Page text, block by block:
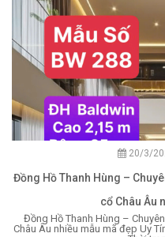
20/3/
Đồng Hồ Thanh Hùng –
cổ Châu Âu
Đồng Hồ Thanh Hùng –
Châu Âu nhiều mẫu mã đẹp Uy